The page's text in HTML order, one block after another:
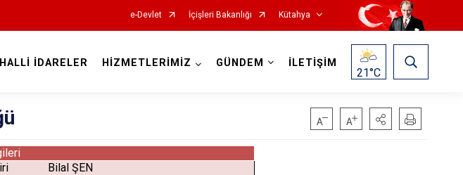
e-Devlet İçişleri Bakanlığı Kütahya
İDARELER HİZMETLERİMİZ GÜNDEM İLETİŞİM
21°C
Bilal ŞEN